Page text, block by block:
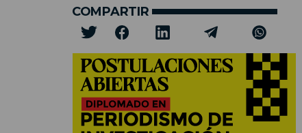
COMPARTIR